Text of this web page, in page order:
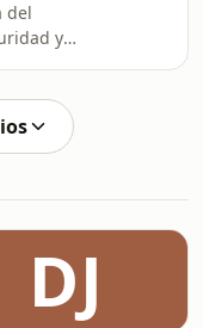
del
y
DJ